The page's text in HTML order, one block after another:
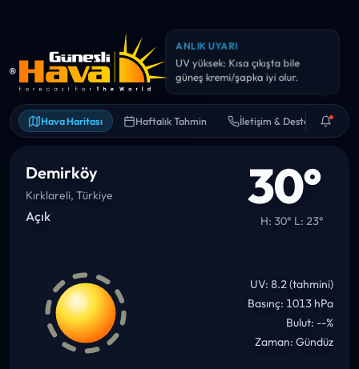
Hava Haritası Haftalık Tahmin İletişim & Destek
ANLIK UYARI
Hava kalitesi hassas kişiler için
riskli olabilir. Uzun süreli dış
Demirköy
Kırklareli, Türkiye
Açık 30°
H: 30° L: 23°
UV: 8.2 (tahmini)
Basınç: 1013 hPa
Bulut: --%
Zaman: Gündüz